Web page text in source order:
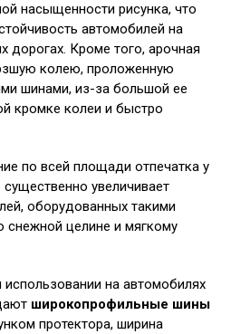
насыщенности рисунка, что
автомобилей на
дорогах. Кроме того, арочная
колею, проложенную
шинами, из-за большой ее
кромке колеи и быстро
по всей площади отпечатка у
увеличивает
оборудованных такими
снежной целине и мягкому
на автомобилях
широкопрофильные шины
протектора, ширина